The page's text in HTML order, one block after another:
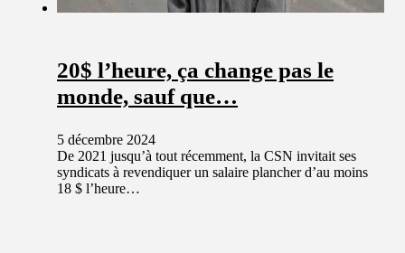
20$ l’heure, ça change pas le
monde, sauf que…
5 décembre 2024
De 2021 jusqu’à tout récemment, la CSN invitait ses
syndicats à revendiquer un salaire plancher d’au moins
18 $ l’heure…